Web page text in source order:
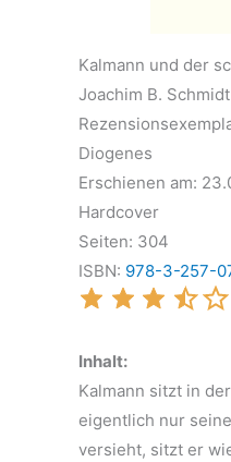
Kalmann und der
Joachim B. Schmidt
Diogenes
Erschienen am:
Hardcover
Seiten: 304
ISBN: 978-3-257-
Inhalt:
Kalmann sitzt in
eigentlich nur
versieht, sitzt er